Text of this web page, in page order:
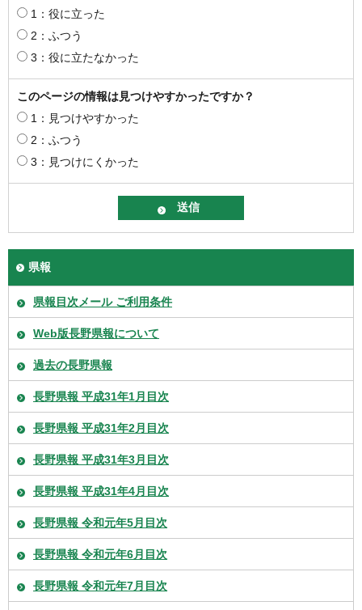
1：役に立った
2：ふつう
3：役に立たなかった
このページの情報は見つけやすかったですか？
1：見つけやすかった
2：ふつう
3：見つけにくかった
県報
県報目次メール ご利用条件
Web版長野県報について
過去の長野県報
長野県報 平成31年1月目次
長野県報 平成31年2月目次
長野県報 平成31年3月目次
長野県報 平成31年4月目次
長野県報 令和元年5月目次
長野県報 令和元年6月目次
長野県報 令和元年7月目次